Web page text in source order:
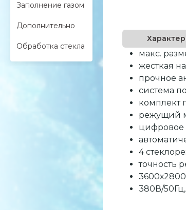
Заполнение газом
Дополнительно
Обработка стекла
макс.
жесткая
прочное
система
комплект
режущий
цифровое
4
точность
380В/50Гц,